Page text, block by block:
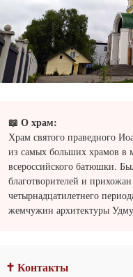
📖 О храм:
Храм святого праведного
из самых больших храмов в
всероссийского батюшки.
благотворителей и
четырнадцатилетнего
жемчужин архитектуры
✝ Контакты